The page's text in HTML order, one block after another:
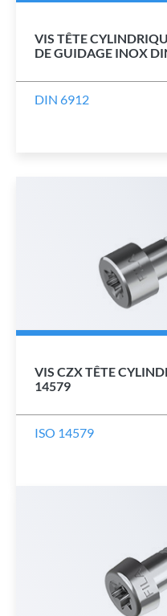
VIS TÊTE
DE GUIDAGE INOX
DIN 6912
VIS CZX TÊTE
14579
ISO 14579